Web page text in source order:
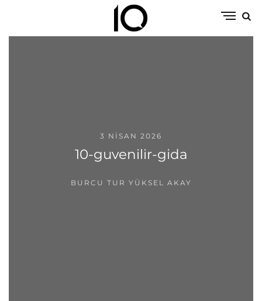
3 NISAN 2026
10-guvenilir-gida
BURCU TUR YÜKSEL AKAY